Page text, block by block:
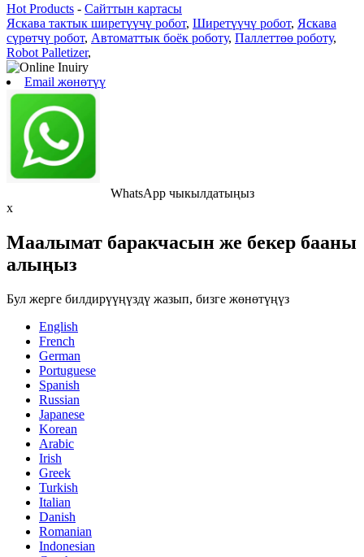
Hot Products - Сайттын картасы
Яскава тактык ширетүүчү робот, Ширетүүчү робот, Яскава
сүрөтчү робот, Автоматтык боёк роботу, Паллеттөө роботу,
Robot Palletizer,
Email жөнөтүү
WhatsApp чыкылдатыңыз
x
Маалымат баракчасын же бекер бааны
алыңыз
Бул жерге билдирүүңүздү жазып, бизге жөнөтүңүз
English
French
German
Portuguese
Spanish
Russian
Japanese
Korean
Arabic
Irish
Greek
Turkish
Italian
Danish
Romanian
Indonesian